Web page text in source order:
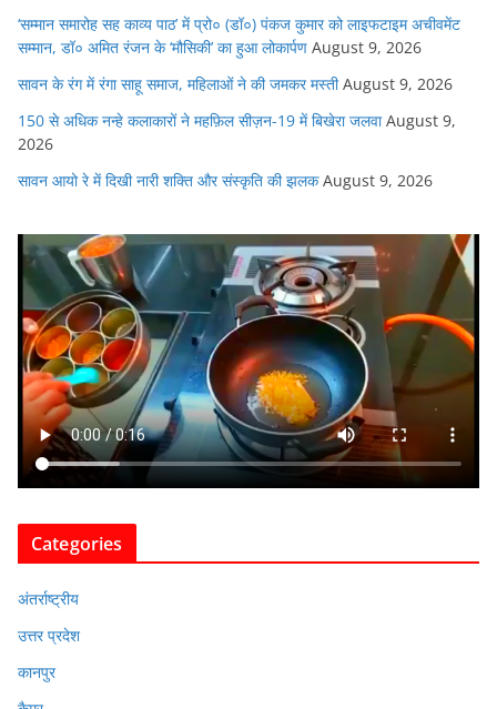
‘सम्मान समारोह सह काव्य पाठ’ में प्रो० (डॉ०) पंकज कुमार को लाइफटाइम अचीवमेंट
सम्मान, डॉ० अमित रंजन के ‘मौसिकी’ का हुआ लोकार्पण August 9, 2026
सावन के रंग में रंगा साहू समाज, महिलाओं ने की जमकर मस्ती August 9, 2026
150 से अधिक नन्हे कलाकारों ने महफ़िल सीज़न-19 में बिखेरा जलवा August 9,
2026
सावन आयो रे में दिखी नारी शक्ति और संस्कृति की झलक August 9, 2026
Categories
अंतर्राष्ट्रीय
उत्तर प्रदेश
कानपुर